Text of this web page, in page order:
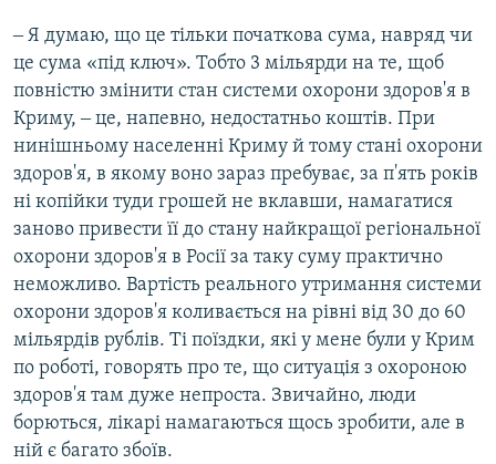
‒ Я думаю, що це тільки початкова сума, навряд чи
це сума «під ключ». Тобто 3 мільярди на те, щоб
повністю змінити стан системи охорони здоров'я в
Криму, ‒ це, напевно, недостатньо коштів. При
нинішньому населенні Криму й тому стані охорони
здоров'я, в якому воно зараз пребуває, за п'ять років
ні копійки туди грошей не вклавши, намагатися
заново привести її до стану найкращої регіональної
охорони здоров'я в Росії за таку суму практично
неможливо. Вартість реального утримання системи
охорони здоров'я коливається на рівні від 30 до 60
мільярдів рублів. Ті поїздки, які у мене були у Крим
по роботі, говорять про те, що ситуація з охороною
здоров'я там дуже непроста. Звичайно, люди
борються, лікарі намагаються щось зробити, але в
ній є багато збоїв.